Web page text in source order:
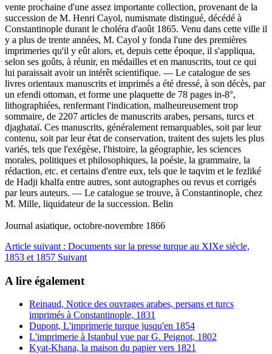
vente prochaine d'une assez importante collection, provenant de la
succession de M. Henri Cayol, numismate distingué, décédé à
Constantinople durant le choléra d'août 1865. Venu dans cette ville il
y a plus de trente années, M. Cayol y fonda l'une des premières
imprimeries qu'il y eût alors, et, depuis cette époque, il s'appliqua,
selon ses goûts, à réunir, en médailles et en manuscrits, tout ce qui
lui paraissait avoir un intérêt scientifique. — Le catalogue de ses
livres orientaux manuscrits et imprimés a été dressé, à son décès, par
un efendi ottoman, et forme une plaquette de 78 pages in-8°,
lithographiées, renfermant l'indication, malheureusement trop
sommaire, de 2207 articles de manuscrits arabes, persans, turcs et
djaghataï. Ces manuscrits, généralement remarquables, soit par leur
contenu, soit par leur état de conservation, traitent des sujets les plus
variés, tels que l'exégèse, l'histoire, la géographie, les sciences
morales, politiques et philosophiques, la poésie, la grammaire, la
rédaction, etc. et certains d'entre eux, tels que le taqvim et le fezliké
de Hadji khalfa entre autres, sont autographes ou revus et corrigés
par leurs auteurs. — Le catalogue se trouve, à Constantinople, chez
M. Mille, liquidateur de la succession. Belin
Journal asiatique, octobre-novembre 1866
Article suivant : Documents sur la presse turque au XIXe siècle,
1853 et 1857 Suivant
A lire également
Reinaud, Notice des ouvrages arabes, persans et turcs
imprimés à Constantinople, 1831
Dupont, L'imprimerie turque jusqu'en 1854
L'imprimerie à Istanbul vue par G. Peignot, 1802
Kyat-Khana, la maison du papier vers 1821